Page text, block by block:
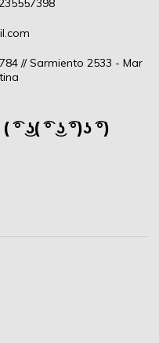
// Sarmiento 2533 - Mar
͜ʖ( ͡° ͜ʖ ͡°)ʖ ͡°)